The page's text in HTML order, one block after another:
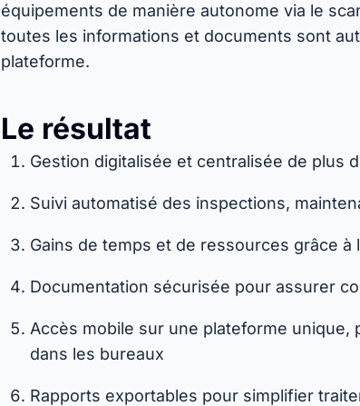
équipements de manière autonome via le
toutes les informations et documents sont
plateforme.
Le résultat
Gestion digitalisée et centralisée de plus
Suivi automatisé des inspections,
Gains de temps et de ressources grâce
Documentation sécurisée pour assurer
Accès mobile sur une plateforme
dans les bureaux
Rapports exportables pour simplifier